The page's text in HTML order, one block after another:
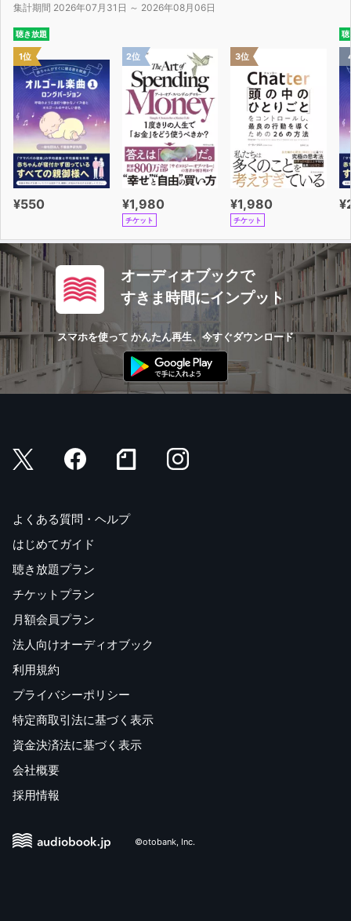
集計期間 2026年07月31日 ～ 2026年08月06日
聴き放題
1位
¥550
2位
¥1,980
チケット
3位
¥1,980
チケット
聴
オーディオブックで
すきま時間にインプット
スマホを使って かんたん再生、今すぐダウンロード
よくある質問・ヘルプ
はじめてガイド
聴き放題プラン
チケットプラン
月額会員プラン
法人向けオーディオブック
利用規約
プライバシーポリシー
特定商取引法に基づく表示
資金決済法に基づく表示
会社概要
採用情報
©otobank, Inc.